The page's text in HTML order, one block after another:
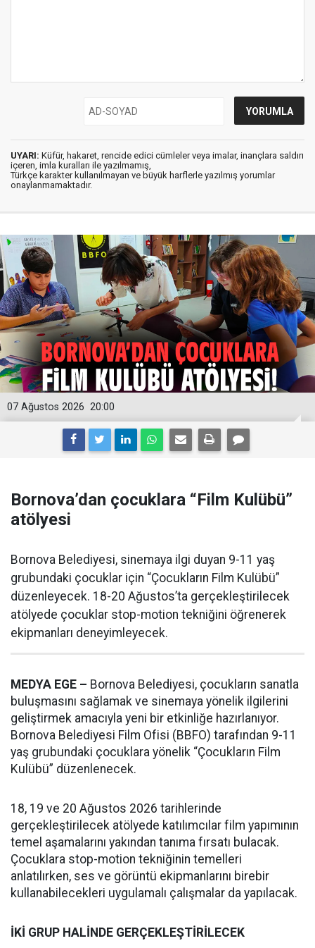
UYARI: Küfür, hakaret, rencide edici cümleler veya imalar, inançlara saldırı
içeren, imla kuralları ile yazılmamış,
Türkçe karakter kullanılmayan ve büyük harflerle yazılmış yorumlar
onaylanmamaktadır.
20:00
07 Ağustos 2026
Bornova’dan çocuklara “Film Kulübü”
atölyesi
Bornova Belediyesi, sinemaya ilgi duyan 9-11 yaş
grubundaki çocuklar için “Çocukların Film Kulübü”
düzenleyecek. 18-20 Ağustos’ta gerçekleştirilecek
atölyede çocuklar stop-motion tekniğini öğrenerek
ekipmanları deneyimleyecek.
MEDYA EGE – Bornova Belediyesi, çocukların sanatla
buluşmasını sağlamak ve sinemaya yönelik ilgilerini
geliştirmek amacıyla yeni bir etkinliğe hazırlanıyor.
Bornova Belediyesi Film Ofisi (BBFO) tarafından 9-11
yaş grubundaki çocuklara yönelik “Çocukların Film
Kulübü” düzenlenecek.
18, 19 ve 20 Ağustos 2026 tarihlerinde
gerçekleştirilecek atölyede katılımcılar film yapımının
temel aşamalarını yakından tanıma fırsatı bulacak.
Çocuklara stop-motion tekniğinin temelleri
anlatılırken, ses ve görüntü ekipmanlarını birebir
kullanabilecekleri uygulamalı çalışmalar da yapılacak.
İKİ GRUP HALİNDE GERÇEKLEŞTİRİLECEK